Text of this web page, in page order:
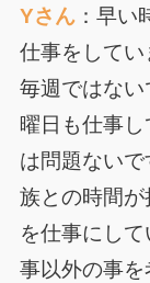
Yさん：早い
仕事をして
毎週ではな
曜日も仕事
は問題ない
族との時間
を仕事にし
事以外の事を